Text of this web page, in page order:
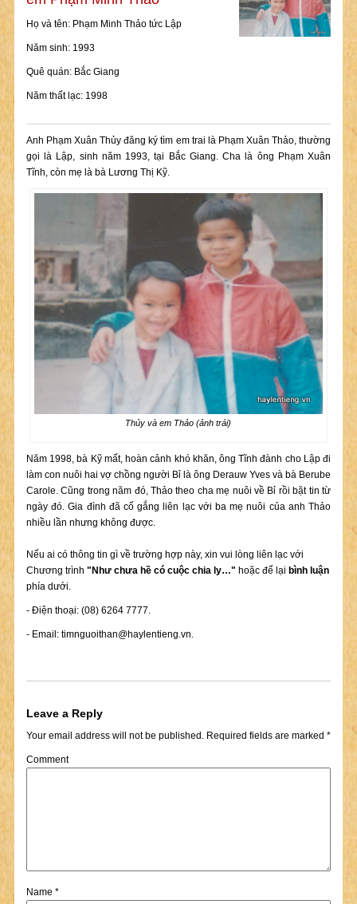
Họ và tên: Phạm Minh Thảo tức Lập
Năm sinh: 1993
Quê quán: Bắc Giang
Năm thất lạc: 1998
Anh Phạm Xuân Thủy đăng ký tìm em trai là Phạm Xuân Thảo, thường
gọi là Lập, sinh năm 1993, tại Bắc Giang. Cha là ông Phạm Xuân
Tĩnh, còn mẹ là bà Lương Thị Kỹ.
Thủy và em Thảo (ảnh trái)
Năm 1998, bà Kỹ mất, hoàn cảnh khó khăn, ông Tĩnh đành cho Lập đi
làm con nuôi hai vợ chồng người Bỉ là ông Derauw Yves và bà Berube
Carole. Cũng trong năm đó, Thảo theo cha mẹ nuôi về Bỉ rồi bặt tin từ
ngày đó. Gia đình đã cố gắng liên lạc với ba mẹ nuôi của anh Thảo
nhiều lần nhưng không được.
Nếu ai có thông tin gì về trường hợp này, xin vui lòng liên lạc với
Chương trình "Như chưa hề có cuộc chia ly…" hoặc để lại bình luận
phía dưới.
- Điện thoại: (08) 6264 7777.
- Email: timnguoithan@haylentieng.vn
Leave a Reply
Your email address will not be published. Required fields are marked *
Comment
Name *